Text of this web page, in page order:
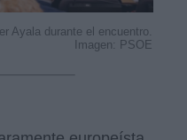
Ayala durante el encuentro.
Imagen: PSOE